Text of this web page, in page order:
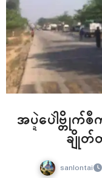
အပ္ဍဲပေါဲဗ္တို
ချို
sanlontai